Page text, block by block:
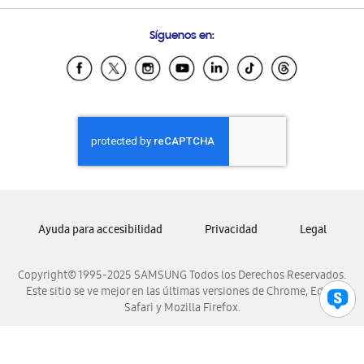
Samsung Ecuador
Samsung El Salvador
Samsung Honduras
Samsung Nicaragua
Samsung Panamá
Samsung Venezuela
Síguenos en:
Copyright© 1995-2025 SAMSUNG Todos los Derechos Reservados.
Este sitio se ve mejor en las últimas versiones de Chrome, Edge,
Safari y Mozilla Firefox.
Ayuda para accesibilidad Privacidad Legal